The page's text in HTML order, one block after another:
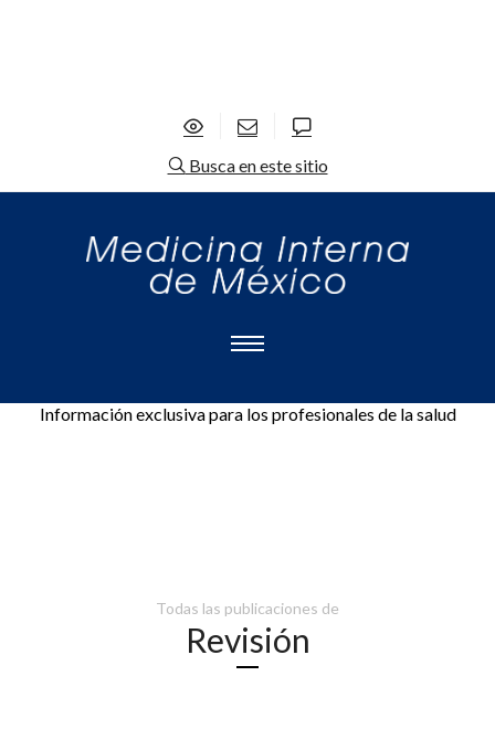
Busca en este sitio
Información exclusiva para los profesionales de la salud
Todas las publicaciones de
Revisión